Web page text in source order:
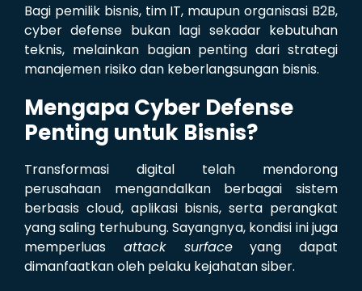
Bagi pemilik bisnis, tim IT, maupun organisasi B2B,
cyber defense bukan lagi sekadar kebutuhan
teknis, melainkan bagian penting dari strategi
manajemen risiko dan keberlangsungan bisnis.
Mengapa Cyber Defense
Penting untuk Bisnis?
Transformasi digital telah mendorong
perusahaan mengandalkan berbagai sistem
berbasis cloud, aplikasi bisnis, serta perangkat
yang saling terhubung. Sayangnya, kondisi ini juga
memperluas attack surfaceyang dapat
dimanfaatkan oleh pelaku kejahatan siber.